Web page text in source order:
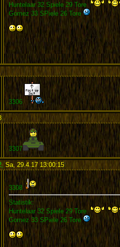
Huntelaar 32 Spiele 29 Tore
Gomez 33 SPiele 26 Tore
3306
:
3307
,Sa, 29.4.17 13:00:15:
3308
Statistik:
Huntelaar 32 Spiele 29 Tore
Gomez 33 SPiele 26 Tore